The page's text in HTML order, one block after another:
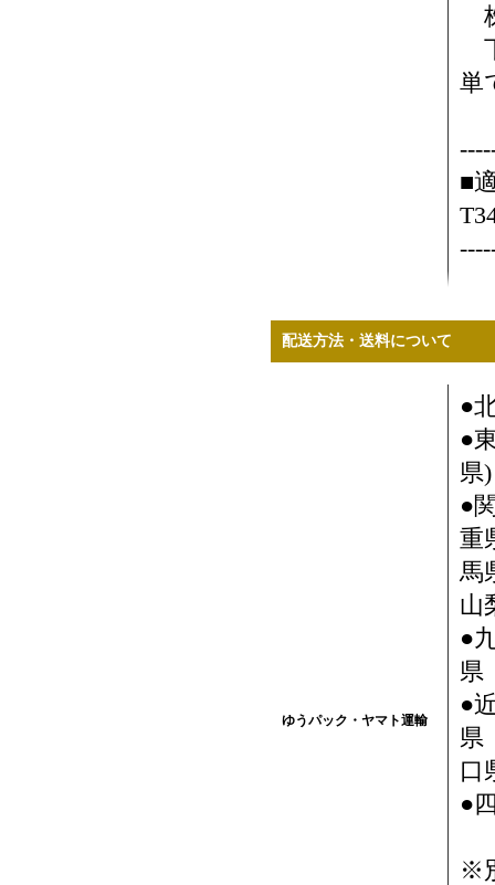
単
■
配送方法・送料について
ゆうパック・ヤマト運輸
●
●
県
●
重
馬
山
●
県
●
口
●
※